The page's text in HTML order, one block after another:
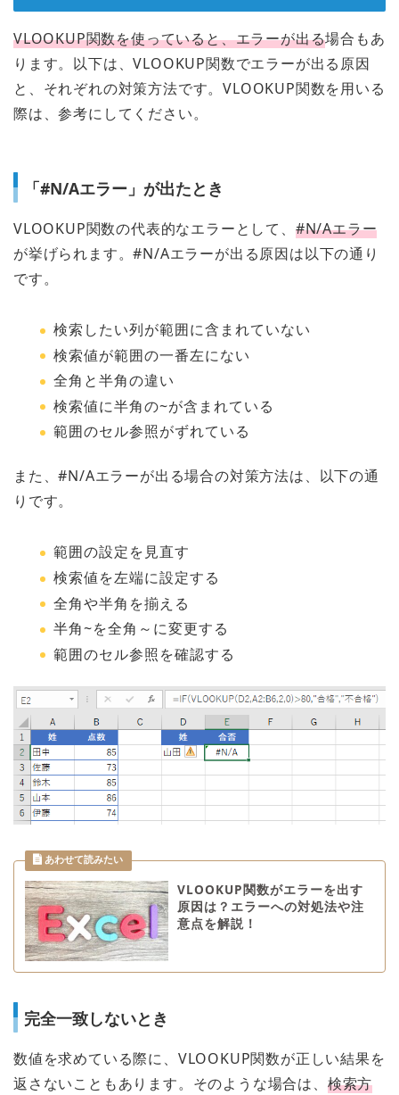
VLOOKUP関数を使っていると、エラーが出る場合もあ
ります。以下は、VLOOKUP関数でエラーが出る原因
と、それぞれの対策方法です。VLOOKUP関数を用いる
際は、参考にしてください。
「#N/Aエラー」が出たとき
VLOOKUP関数の代表的なエラーとして、 #N/Aエラー
が挙げられます。#N/Aエラーが出る原因は以下の通り
です。
検索したい列が範囲に含まれていない
検索値が範囲の一番左にない
全角と半角の違い
検索値に半角の~が含まれている
範囲のセル参照がずれている
また、#N/Aエラーが出る場合の対策方法は、以下の通
りです。
範囲の設定を見直す
検索値を左端に設定する
全角や半角を揃える
半角~を全角～に変更する
範囲のセル参照を確認する
VLOOKUP関数がエラーを出す
原因は？エラーへの対処法や注
意点を解説！
完全一致しないとき
数値を求めている際に、VLOOKUP関数が正しい結果を
返さないこともあります。そのような場合は、 検索方